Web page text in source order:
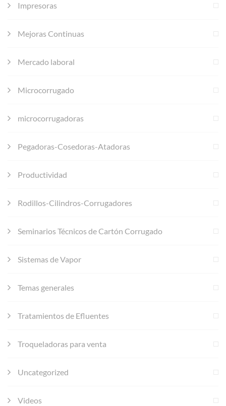
Impresoras
Mejoras Continuas
Mercado laboral
Microcorrugado
microcorrugadoras
Pegadoras-Cosedoras-Atadoras
Productividad
Rodillos-Cilindros-Corrugadores
Seminarios Técnicos de Cartón Corrugado
Sistemas de Vapor
Temas generales
Tratamientos de Efluentes
Troqueladoras para venta
Uncategorized
Videos